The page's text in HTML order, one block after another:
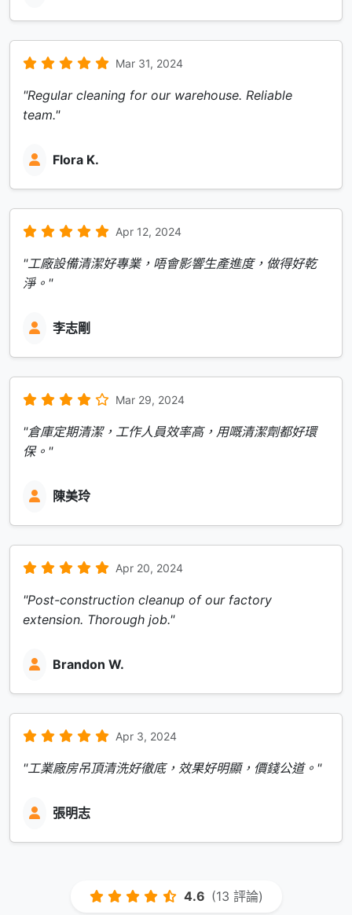
Mar 31, 2024
"Regular cleaning for our warehouse. Reliable
team."
Flora K.
Apr 12, 2024
"工廠設備清潔好專業，唔會影響生產進度，做得好乾
淨。"
李志剛
Mar 29, 2024
"倉庫定期清潔，工作人員效率高，用嘅清潔劑都好環
保。"
陳美玲
Apr 20, 2024
"Post-construction cleanup of our factory
extension. Thorough job."
Brandon W.
Apr 3, 2024
"工業廠房吊頂清洗好徹底，效果好明顯，價錢公道。"
張明志
4.6 (13 評論)